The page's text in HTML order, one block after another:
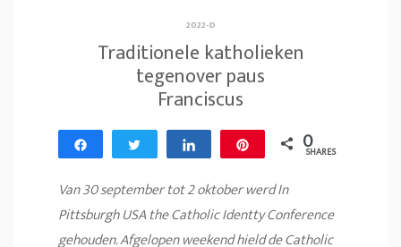
2022-D
Traditionele katholieken
tegenover paus
Franciscus
Share Tweet Share 0
SHARES
Van 30 september tot 2 oktober werd In
Pittsburgh USA the Catholic Identty Conference
gehouden. Afgelopen weekend hield de Catholic